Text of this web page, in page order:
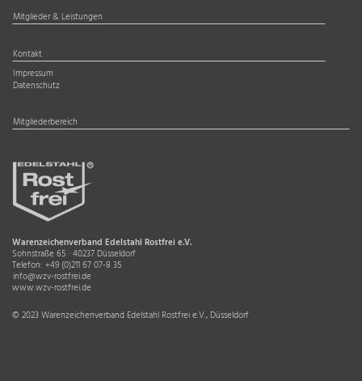
Mitglieder & Leistungen
Kontakt
Impressum
Datenschutz
Mitgliederbereich
Warenzeichenverband Edelstahl Rostfrei e.V.
Sohnstraße 65 · 40237 Düsseldorf
Telefon: +49 (0)211 67 07-8 35
info@wzv-rostfrei.de
www.wzv-rostfrei.de
© 2023 Warenzeichenverband Edelstahl Rostfrei e.V., Düsseldorf